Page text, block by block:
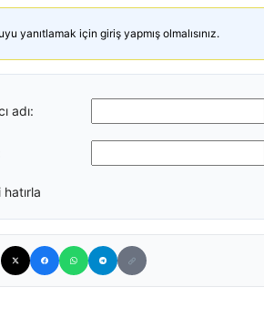
yanıtlamak için giriş yapmış olmalısınız.
adı:
hatırla